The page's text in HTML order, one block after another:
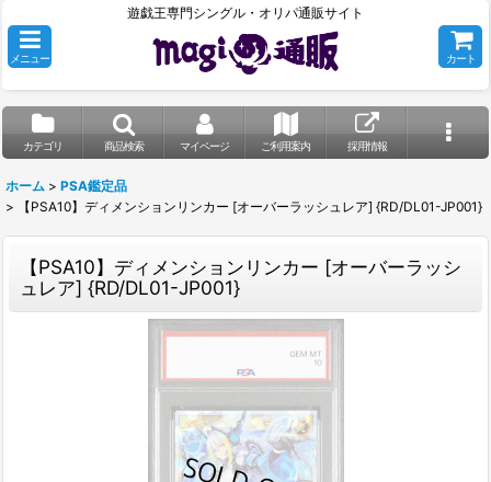
遊戯王専門シングル・オリパ通販サイト
メニュー カート
カテゴリ 商品検索 マイページ ご利用案内 採用情報
ホーム > PSA鑑定品
>
【PSA10】ディメンションリンカー [オーバーラッシュレア] {RD/DL01-JP001}
【PSA10】ディメンションリンカー [オーバーラッシ
ュレア] {RD/DL01-JP001}